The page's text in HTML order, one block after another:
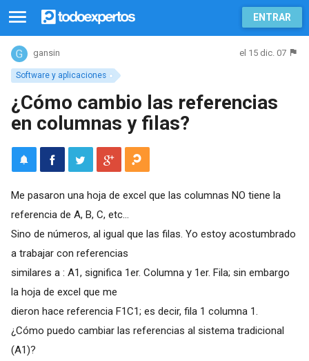
ENTRAR
Software y aplicaciones
gansin el 15 dic. 07
¿Cómo cambio las referencias
en columnas y filas?
Me pasaron una hoja de excel que las columnas NO tiene la
referencia de A, B, C, etc...
Sino de números, al igual que las filas. Yo estoy acostumbrado
a trabajar con referencias
similares a : A1, significa 1er. Columna y 1er. Fila; sin embargo
la hoja de excel que me
dieron hace referencia F1C1; es decir, fila 1 columna 1.
¿Cómo puedo cambiar las referencias al sistema tradicional
(A1)?